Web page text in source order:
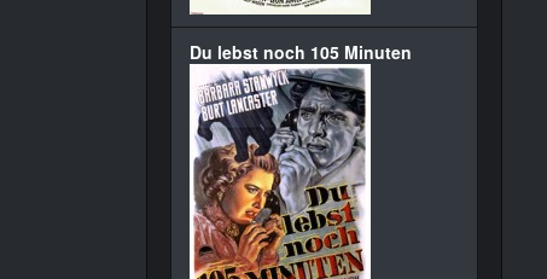
Du lebst noch 105 Minuten